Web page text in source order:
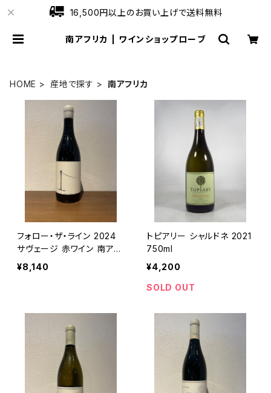
16,500円以上のお買い上げで送料無料
南アフリカ | ワインショップローブ
HOME 産地で探す 南アフリカ
フォロー・ザ・ライン 2024
サヴェージ 赤ワイン 南アフ
リカ サンソー 750ml
¥8,140
トピアリー シャルドネ 2021
750ml
¥4,200
SOLD OUT